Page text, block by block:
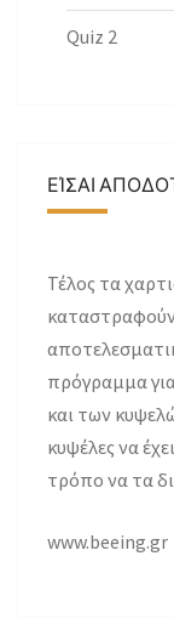
Quiz 2
ΕΊΣΑΙ
Τέλος τα
πρόγραμμα
και των
κυψέλες να
τρόπο να τα
www.beeing.gr